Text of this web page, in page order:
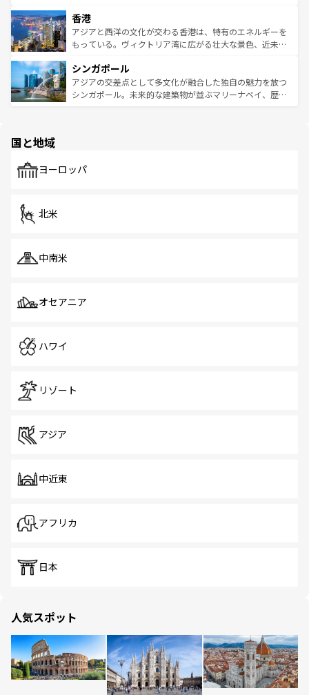
とつ。フォーやバインミー、ベトナムコーヒーなどは、ぜ
ひ現地で味わいたい。どの地域を訪れてもあたたかい人々
が旅行者を迎えてくれるので、きっと忘れられない旅にな
参照してほしい。
の活気が交差している。北部ではチェンマイなどの山岳地
帯で自然と触れ合い、南部ではプーケットやクラビの美し
いビーチでリゾート気分を楽しむことができる。タイ料理
激する。気候は一年中温暖で、どの季節にも異なる楽しみ
が待っている。親しみやすいタイの人々、仏教を中心とし
た文化、そして多様な観光資源が、訪れる旅人を魅了し続
香港
アジアと西洋の文化が交わる香港は、特有のエネルギーを
もっている。ヴィクトリア湾に広がる壮大な景色、近未来
み、どこを訪れても感動するはず。観光スポットが密集し
ており、効率よく見どころを回れるのも魅力。息をのむよ
うな絶景から文化的な体験まで、香港を存分に楽しみ尽く
シンガポール
アジアの交差点として多文化が融合した独自の魅力を放つ
シンガポール。未来的な建築物が並ぶマリーナベイ、歴史
で、ホーカーズは地元の風情を楽しめる外せないスポット
国と地域
ヨーロッパ
北米
中南米
オセアニア
ハワイ
リゾート
アジア
中近東
アフリカ
日本
人気スポット